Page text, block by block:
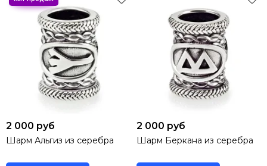
2 000 руб
Шарм Альгиз из серебра
2 000 руб
Шарм Беркана из серебра